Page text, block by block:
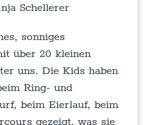
Schellerer
sonniges
über 20 kleinen
uns. Die Kids haben
Ring- und
beim Eierlauf, beim
gezeigt, was sie